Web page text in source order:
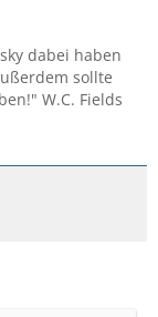
dabei haben
sollte
W.C. Fields